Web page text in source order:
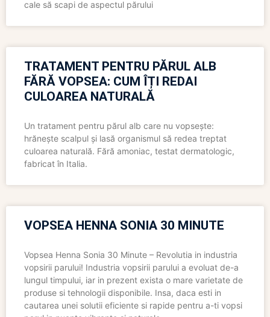
cale să scapi de aspectul părului
TRATAMENT PENTRU PĂRUL ALB
FĂRĂ VOPSEA: CUM ÎȚI REDAI
CULOAREA NATURALĂ
Un tratament pentru părul alb care nu vopsește:
hrănește scalpul și lasă organismul să redea treptat
culoarea naturală. Fără amoniac, testat dermatologic,
fabricat în Italia.
VOPSEA HENNA SONIA 30 MINUTE
Vopsea Henna Sonia 30 Minute – Revolutia in industria
vopsirii parului! Industria vopsirii parului a evoluat de-a
lungul timpului, iar in prezent exista o mare varietate de
produse si tehnologii disponibile. Insa, daca esti in
cautarea unei solutii eficiente si rapide pentru a-ti vopsi